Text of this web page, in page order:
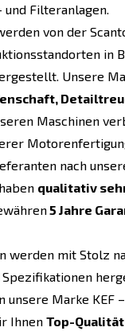
und Filteranlagen.
von der
in
Unsere
Maschinen
nach
qualitativ
5 Jahre
werden mit Stolz
Spezifikationen
unsere Marke KEF
Ihnen Top-